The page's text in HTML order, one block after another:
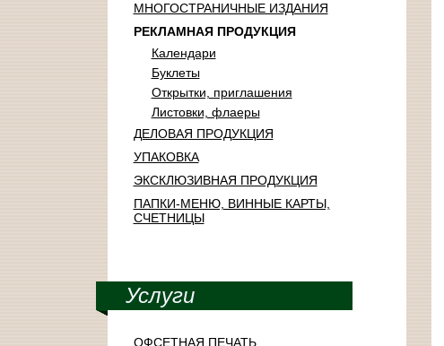
МНОГОСТРАНИЧНЫЕ ИЗДАНИЯ
РЕКЛАМНАЯ ПРОДУКЦИЯ
Календари
Буклеты
Открытки, приглашения
Листовки, флаеры
ДЕЛОВАЯ ПРОДУКЦИЯ
УПАКОВКА
ЭКСКЛЮЗИВНАЯ ПРОДУКЦИЯ
ПАПКИ-МЕНЮ, ВИННЫЕ КАРТЫ,
СЧЕТНИЦЫ
Услуги
ОФСЕТНАЯ ПЕЧАТЬ